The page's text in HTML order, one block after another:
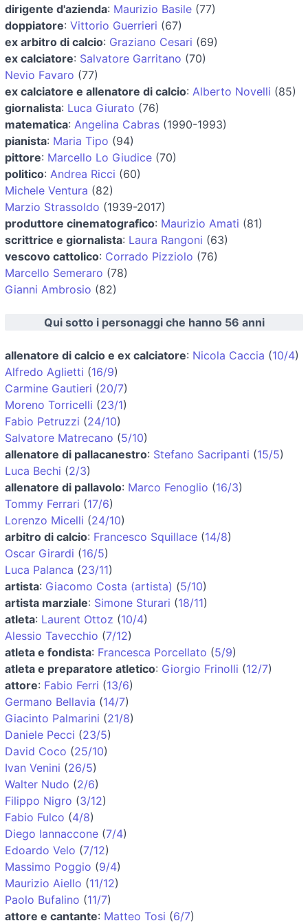
dirigente d'azienda: Maurizio Basile (77)
doppiatore: Vittorio Guerrieri (67)
ex arbitro di calcio: Graziano Cesari (69)
ex calciatore: Salvatore Garritano (70)
Nevio Favaro (77)
ex calciatore e allenatore di calcio: Alberto Novelli (85)
giornalista: Luca Giurato (76)
matematica: Angelina Cabras (1990-1993)
pianista: Maria Tipo (94)
pittore: Marcello Lo Giudice (70)
politico: Andrea Ricci (60)
Michele Ventura (82)
Marzio Strassoldo (1939-2017)
produttore cinematografico: Maurizio Amati (81)
scrittrice e giornalista: Laura Rangoni (63)
vescovo cattolico: Corrado Pizziolo (76)
Marcello Semeraro (78)
Gianni Ambrosio (82)
Qui sotto i personaggi che hanno 56 anni
allenatore di calcio e ex calciatore: Nicola Caccia (10/4)
Alfredo Aglietti (16/9)
Carmine Gautieri (20/7)
Moreno Torricelli (23/1)
Fabio Petruzzi (24/10)
Salvatore Matrecano (5/10)
allenatore di pallacanestro: Stefano Sacripanti (15/5)
Luca Bechi (2/3)
allenatore di pallavolo: Marco Fenoglio (16/3)
Tommy Ferrari (17/6)
Lorenzo Micelli (24/10)
arbitro di calcio: Francesco Squillace (14/8)
Oscar Girardi (16/5)
Luca Palanca (23/11)
artista: Giacomo Costa (artista) (5/10)
artista marziale: Simone Sturari (18/11)
atleta: Laurent Ottoz (10/4)
Alessio Tavecchio (7/12)
atleta e fondista: Francesca Porcellato (5/9)
atleta e preparatore atletico: Giorgio Frinolli (12/7)
attore: Fabio Ferri (13/6)
Germano Bellavia (14/7)
Giacinto Palmarini (21/8)
Daniele Pecci (23/5)
David Coco (25/10)
Ivan Venini (26/5)
Walter Nudo (2/6)
Filippo Nigro (3/12)
Fabio Fulco (4/8)
Diego Iannaccone (7/4)
Edoardo Velo (7/12)
Massimo Poggio (9/4)
Maurizio Aiello (11/12)
Paolo Bufalino (11/7)
attore e cantante: Matteo Tosi (6/7)